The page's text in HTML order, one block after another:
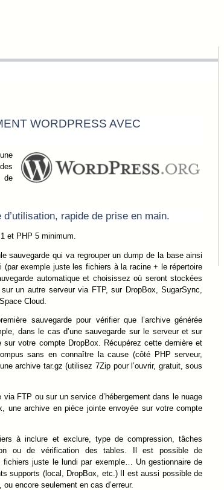
WORDPRESS AVEC
de
rapide de prise en main.
et PHP 5 minimum.
sauvegarde qui va regrouper un dump de la base ainsi
exemple juste les fichiers à la racine + le répertoire
automatique et choisissez où seront stockées
un autre serveur via FTP, sur DropBox, SugarSync,
Cloud.
sauvegarde pour vérifier que l’archive générée
dans le cas d’une sauvegarde sur le serveur et sur
votre compte DropBox. Récupérez cette dernière et
sans en connaître la cause (côté PHP serveur,
archive tar.gz (utilisez 7Zip pour l’ouvrir, gratuit, sous
FTP ou sur un service d’hébergement dans le nuage
une archive en pièce jointe envoyée sur votre compte
à inclure et exclure, type de compression, tâches
ou de vérification des tables. Il est possible de
juste le lundi par exemple… Un gestionnaire de
supports (local, DropBox, etc.) Il est aussi possible de
encore seulement en cas d’erreur.